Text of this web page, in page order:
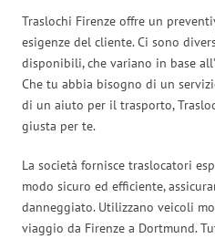
Traslochi Firenze offre un
esigenze del cliente. Ci sono
disponibili, che variano in base
Che tu abbia bisogno di un
di un aiuto per il trasporto,
giusta per te.
La società fornisce traslocatori
modo sicuro ed efficiente,
danneggiato. Utilizzano veicoli
viaggio da Firenze a Dortmund.